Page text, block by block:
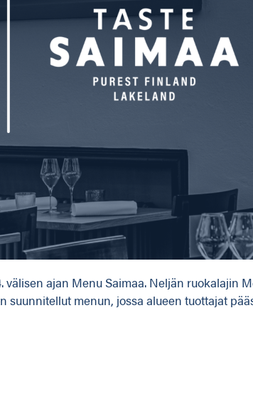
ajan Menu Saimaa. Neljän ruokalajin
menun, jossa alueen tuottajat